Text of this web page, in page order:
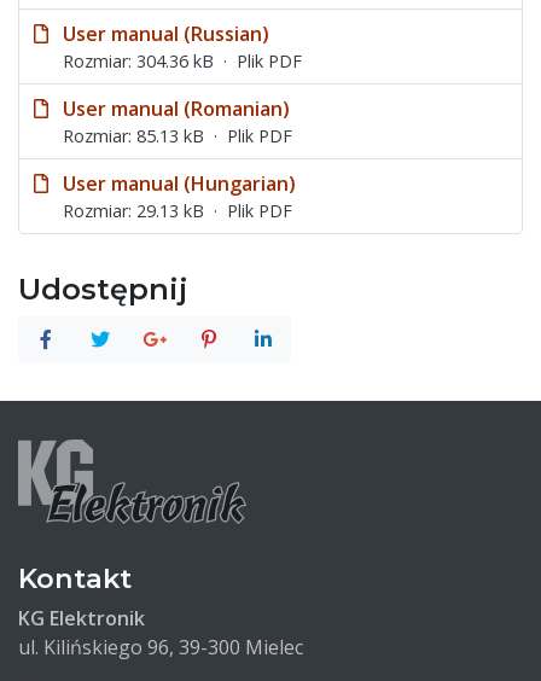
User manual (Russian)
Rozmiar: 304.36 kB Plik PDF
User manual (Romanian)
Rozmiar: 85.13 kB Plik PDF
User manual (Hungarian)
Rozmiar: 29.13 kB Plik PDF
Udostępnij
Kontakt
KG Elektronik
ul. Kilińskiego 96, 39-300 Mielec